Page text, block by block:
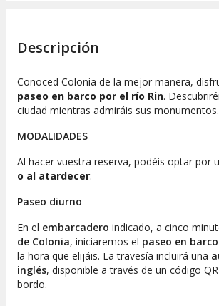
Descripción
Conoced Colonia de la mejor manera,
paseo en barco por el río Rin.
ciudad mientras admiráis sus monumentos.
MODALIDADES
Al hacer vuestra reserva, podéis optar por
o al atardecer:
Paseo diurno
En el embarcadero indicado, a cinco
de Colonia, iniciaremos el paseo en
la hora que elijáis. La travesía incluirá una
inglés, disponible a través de un código
bordo.